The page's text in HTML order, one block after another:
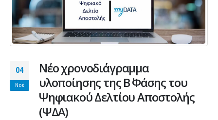
04
Νοέ
Νέο χρονοδιάγραμμα
υλοποίησης της Β΄ Φάσης του
Ψηφιακού Δελτίου Αποστολής
(ΨΔΑ)